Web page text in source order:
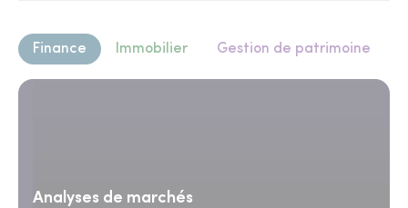
Finance Immobilier Gestion de patrimoine
Analyses de marchés